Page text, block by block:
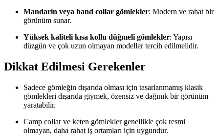
Mandarin veya band collar gömlekler: Modern ve rahat bir
görünüm sunar.
Yüksek kaliteli kısa kollu düğmeli gömlekler: Yapısı
düzgün ve çok uzun olmayan modeller tercih edilmelidir.
Dikkat Edilmesi Gerekenler
Sadece gömleğin dışarıda olması için tasarlanmamış klasik
gömlekleri dışarıda giymek, özensiz ve dağınık bir görünüm
yaratabilir.
Camp collar ve keten gömlekler genellikle çok resmi
olmayan, daha rahat iş ortamları için uygundur.